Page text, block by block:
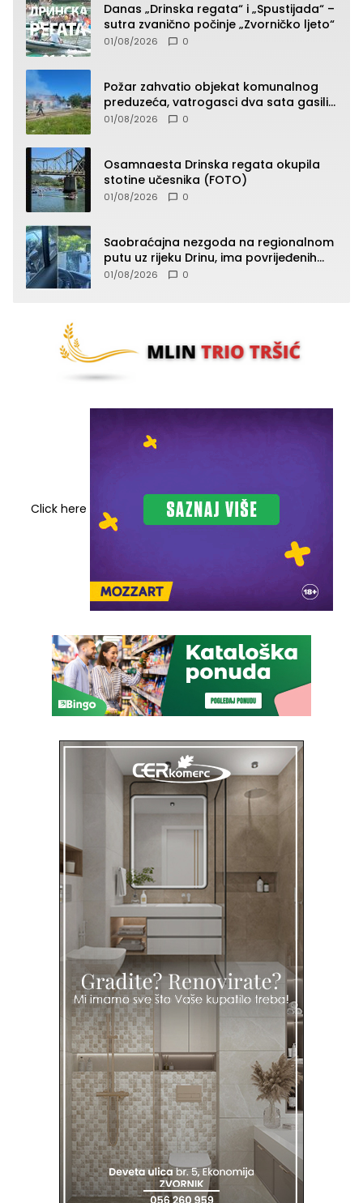
Danas „Drinska regata“ i „Spustijada“ –
sutra zvanično počinje „Zvorničko ljeto“
01/08/2026 0
Požar zahvatio objekat komunalnog
preduzeća, vatrogasci dva sata gasili
vatru (FOTO)
01/08/2026 0
Osamnaesta Drinska regata okupila
stotine učesnika (FOTO)
01/08/2026 0
Saobraćajna nezgoda na regionalnom
putu uz rijeku Drinu, ima povrijeđenih
lica (FOTO)
01/08/2026 0
Click here